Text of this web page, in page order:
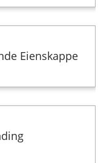
Eienskappe